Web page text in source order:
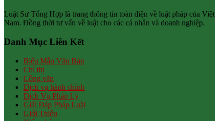
Luật Sư Tổng Hợp là trang thông tin toàn diện về luật pháp của Việt
Nam. Đồng thời tư vấn về luật cho các cá nhân và doanh nghiệp.
Danh Mục Liên Kết
Biểu Mẫu Văn Bản
Chỉ thị
Công văn
Dịch vụ hành chính
Dịch Vụ Pháp Lý
Giải Đáp Pháp Luật
Giới Thiệu